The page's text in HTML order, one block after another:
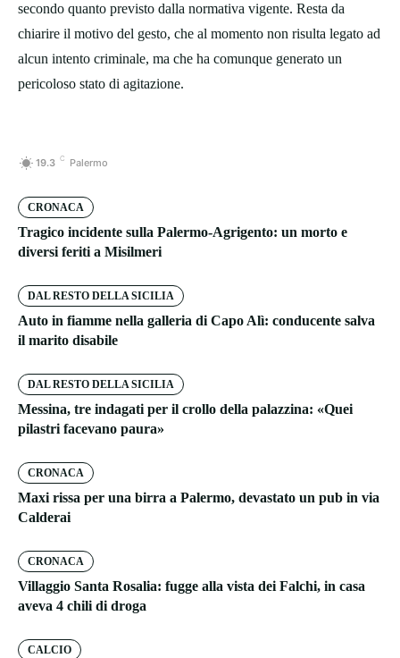
secondo quanto previsto dalla normativa vigente. Resta da
chiarire il motivo del gesto, che al momento non risulta legato ad
alcun intento criminale, ma che ha comunque generato un
pericoloso stato di agitazione.
19.3 C Palermo
CRONACA
Tragico incidente sulla Palermo-Agrigento: un morto e
diversi feriti a Misilmeri
DAL RESTO DELLA SICILIA
Auto in fiamme nella galleria di Capo Alì: conducente salva
il marito disabile
DAL RESTO DELLA SICILIA
Messina, tre indagati per il crollo della palazzina: «Quei
pilastri facevano paura»
CRONACA
Maxi rissa per una birra a Palermo, devastato un pub in via
Calderai
CRONACA
Villaggio Santa Rosalia: fugge alla vista dei Falchi, in casa
aveva 4 chili di droga
CALCIO